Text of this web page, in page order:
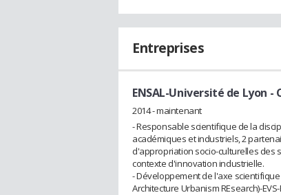
Entreprises
ENSAL-Université de Lyon -
2014 - maintenant
- Responsable scientifique de la
académiques et industriels, 2
d'appropriation socio-culturelles des
contexte d'innovation industrielle.
- Développement de l'axe
Architecture Urbanism REsearch)-